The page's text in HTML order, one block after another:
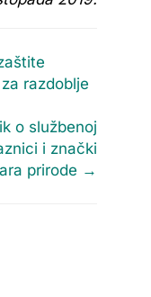
razdoblje
o službenoj
i znački
prirode →